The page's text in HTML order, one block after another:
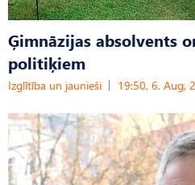
Ģimnāzijas absolvents
politiķiem
Izglītība un jaunieši 19:50, 6. Aug,